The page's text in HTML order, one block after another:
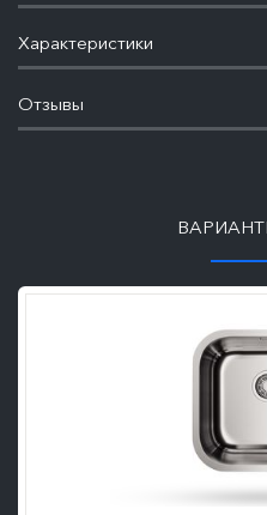
Характеристики
Отзывы